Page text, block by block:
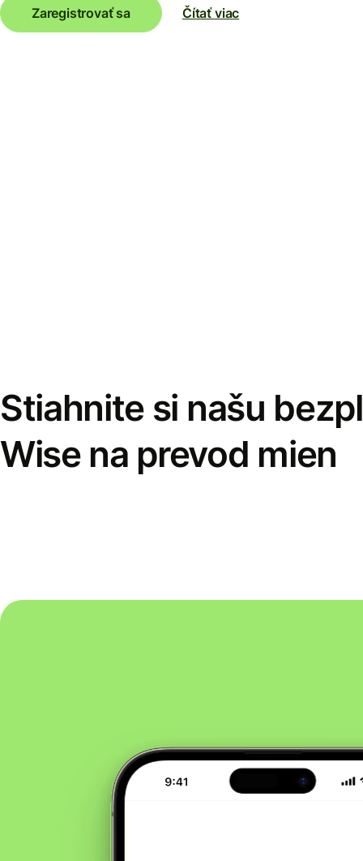
Zaregistrovať sa Čítať viac
Stiahnite si našu
Wise na prevod mien